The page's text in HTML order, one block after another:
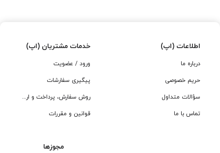
اطلاعات (اپ)
درباره ما
حریم خصوصی
سؤالات متداول
تماس با ما
خدمات مشتریان (اپ)
ورود / عضویت
پیگیری سفارشات
روش سفارش، پرداخت و ارسال
قوانین و مقررات
مجوزها